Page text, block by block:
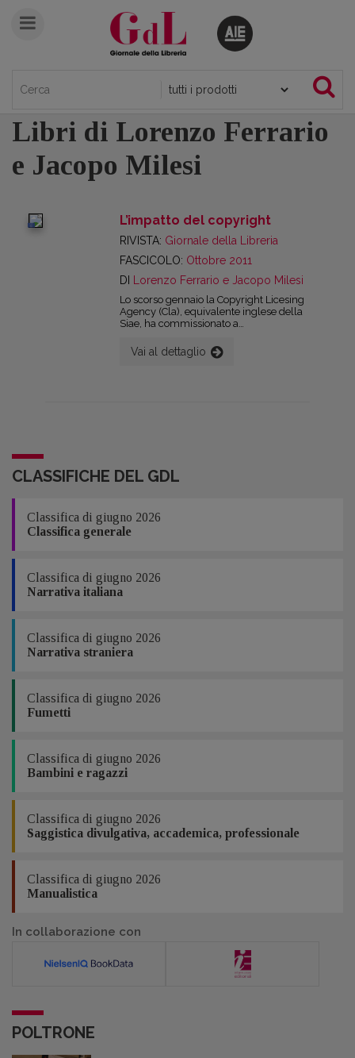
Libri di Lorenzo Ferrario
e Jacopo Milesi
L’impatto del copyright
RIVISTA: Giornale della Libreria
FASCICOLO: Ottobre 2011
DI
Lorenzo Ferrario e Jacopo Milesi
Lo scorso gennaio la Copyright Licesing
Agency (Cla), equivalente inglese della
Siae, ha commissionato a
verificare l’impatto del diritto d’autore
sull’economia del Regno Unito. PwC,
Organisations (Cmo). Per realizzare il report,
ad altre indagini del Cla, dell’Authors’
Licensing and Collecting Society, della
Publishers Licensing Society e della Design
quelli di altre rilevazioni e comparati in una
prospettiva macroeconomica, costituiscono
l’asse di questo report, di cui proponiamo di
Vai al dettaglio
CLASSIFICHE DEL GDL
Classifica di giugno 2026
Classifica generale
Classifica di giugno 2026
Narrativa italiana
Classifica di giugno 2026
Narrativa straniera
Classifica di giugno 2026
Fumetti
Classifica di giugno 2026
Bambini e ragazzi
Classifica di giugno 2026
Saggistica divulgativa, accademica, professionale
Classifica di giugno 2026
Manualistica
In collaborazione con
POLTRONE